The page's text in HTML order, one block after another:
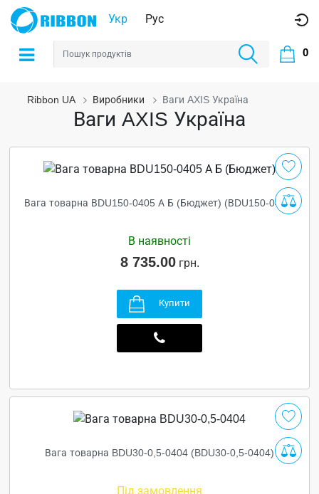
Укр Рус
0
Ribbon UA Виробники Ваги AXIS Україна
Ваги AXIS Україна
Вага товарна ВDU150-0405 А Б (Бюджет) (ВDU150-0405)
В наявності
8 735.00грн.
Купити
Вага товарна BDU30-0,5-0404 (BDU30-0,5-0404)
Під замовлення